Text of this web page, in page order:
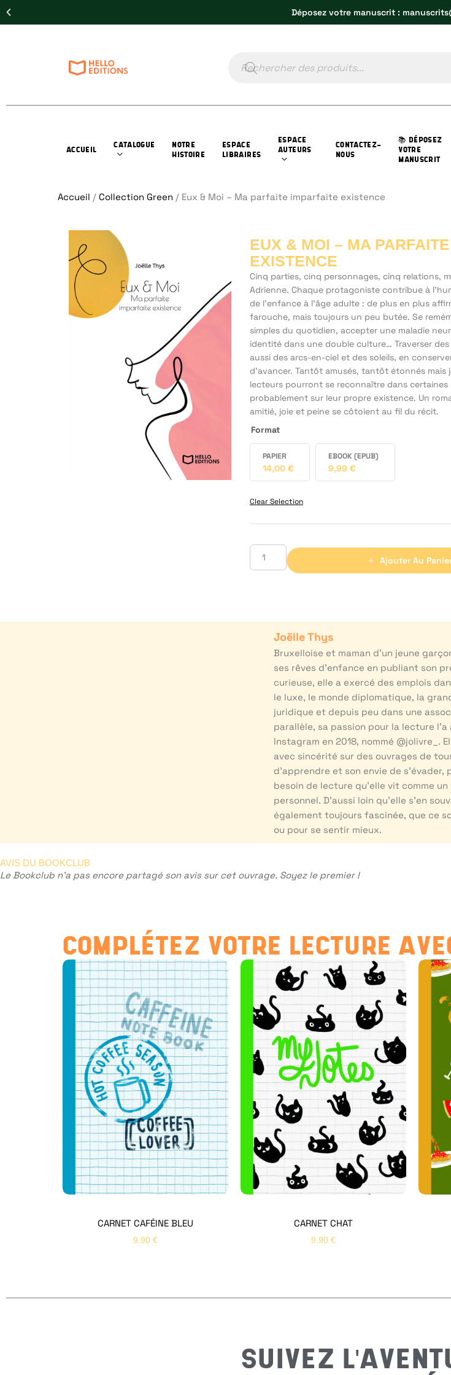
Déposez votre manuscrit :
ACCUEIL
CATALOGUE
NOTRE
HISTOIRE
ESPACE
LIBRAIRES
ESPACE
AUTEURS
CONTACTEZ-
NOUS
📚 DÉPOSEZ
VOTRE
MANUSCRIT
Accueil / Collection Green / Eux & Moi – Ma parfaite imparfaite existence
EUX & MOI – MA
EXISTENCE
Cinq parties, cinq personnages, cinq relations,
Adrienne. Chaque protagoniste contribue à
de l’enfance à l’âge adulte : de plus en plus
farouche, mais toujours un peu butée. Se
simples du quotidien, accepter une maladie
identité dans une double culture… Traverser
aussi des arcs-en-ciel et des soleils, en
d’avancer. Tantôt amusés, tantôt étonnés mais
lecteurs pourront se reconnaître dans
probablement sur leur propre existence. Un
amitié, joie et peine se côtoient au fil du récit.
Format
PAPIER
14,00 €
EBOOK (EPUB)
9,99 €
Clear Selection
Ajouter Au
Joëlle Thys
Bruxelloise et maman d’un jeune
ses rêves d’enfance en publiant son
curieuse, elle a exercé des emplois
le luxe, le monde diplomatique, la
juridique et depuis peu dans une
parallèle, sa passion pour la lecture
Instagram en 2018, nommé @jolivre_.
avec sincérité sur des ouvrages de
d’apprendre et son envie de
besoin de lecture qu’elle vit comme
personnel. D’aussi loin qu’elle s’en
également toujours fascinée, que ce
ou pour se sentir mieux.
AVIS DU BOOKCLUB
Le Bookclub n'a pas encore partagé son avis sur cet ouvrage. Soyez le premier !
COMPLÉTEZ VOTRE LECTURE
CARNET CAFÉINE BLEU
9,90 €
CARNET CHAT
9,90 €
SUIVEZ